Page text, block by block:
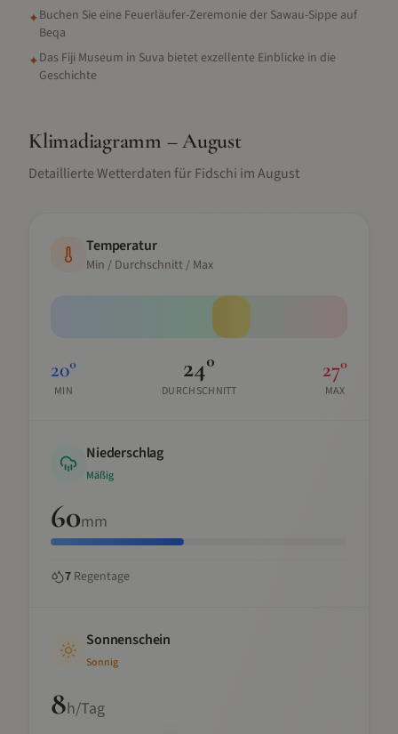
✦Buchen Sie eine Feuerläufer-Zeremonie der Sawau-Sippe auf
Beqa
✦Das Fiji Museum in Suva bietet exzellente Einblicke in die
Geschichte
Klimadiagramm –August
Detaillierte Wetterdaten fürFidschi imAugust
Temperatur
Min / Durchschnitt / Max
20°
MIN
24°
DURCHSCHNITT
27°
MAX
Niederschlag
Mäßig
60mm
7 Regentage
Sonnenschein
Sonnig
8h/Tag